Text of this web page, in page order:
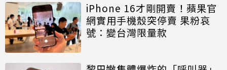
iPhone 16才剛開賣！蘋果官
網實用手機殼突停賣 果粉哀
號：變台灣限量款